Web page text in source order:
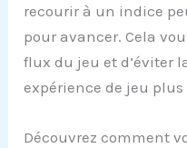
recourir à un indice
pour avancer. Cela
flux du jeu et d’éviter
expérience de jeu
Découvrez comment